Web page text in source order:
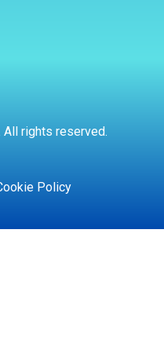
rights reserved.
Policy